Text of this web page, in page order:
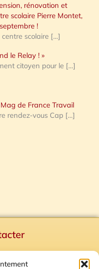
rénovation et
scolaire Pierre Montet,
!
scolaire […]
le Relay ! »
citoyen pour le […]
Mag de France Travail
rendez-vous Cap […]